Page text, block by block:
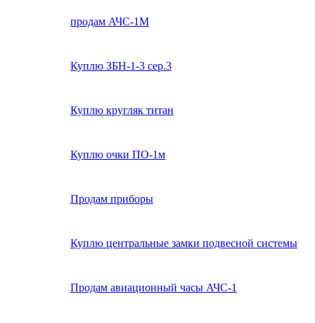
продам АЧС-1М
Куплю ЗБН-1-3 сер.3
Куплю кругляк титан
Куплю очки ПО-1м
Продам приборы
Куплю центральные замки подвесной системы
Продам авиационный часы АЧС-1